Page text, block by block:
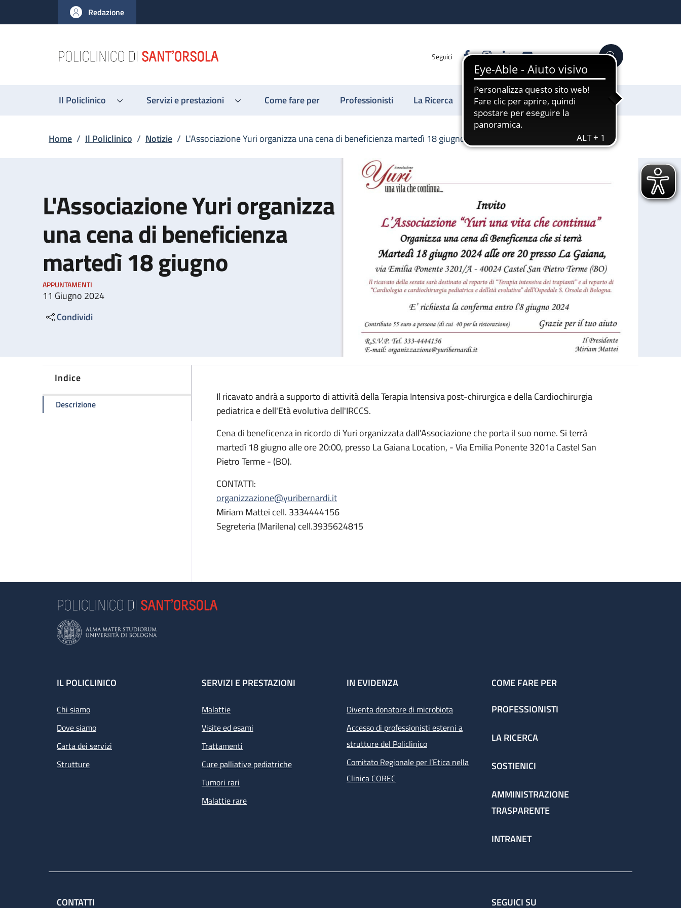
al contenuto principale
to footer content
Redazione
Seguici FacebookInstagram
LinkedinYouTube Cerca
Il Policlinico Servizi e prestazioni Come fare per Professionisti La Ricerca Sostienici
Briciole di pane
Home / Il Policlinico / Notizie / L'Associazione Yuri organizza una cena di beneficienza martedì 18 giugno
L'Associazione Yuri organizza
una cena di beneficienza
martedì 18 giugno
APPUNTAMENTI
11 Giugno 2024
Condividi
Indice
Descrizionedella pagina L'Associazione Yuri organizza una cena di beneficienza martedì 18 giugno
Il ricavato andrà a supporto di attività della Terapia Intensiva post-chirurgica e della Cardiochirurgia
pediatrica e dell'Età evolutiva dell'IRCCS.
Cena di beneficenza in ricordo di Yuri organizzata dall'Associazione che porta il suo nome. Si terrà
martedì 18 giugno alle ore 20:00, presso La Gaiana Location, - Via Emilia Ponente 3201a Castel San
Pietro Terme - (BO).
CONTATTI:
organizzazione@yuribernardi.it
Miriam Mattei cell. 3334444156
Segreteria (Marilena) cell.3935624815
Footer
IL POLICLINICO
Chi siamo
Dove siamo
Carta dei servizi
Strutture
SERVIZI E PRESTAZIONI
Malattie
Visite ed esami
Trattamenti
Cure palliative pediatriche
Tumori rari
Malattie rare
IN EVIDENZA
Diventa donatore di microbiota
Accesso di professionisti esterni a
strutture del Policlinico
Comitato Regionale per l’Etica nella
Clinica COREC
COME FARE PER
PROFESSIONISTI
LA RICERCA
SOSTIENICI
AMMINISTRAZIONE
TRASPARENTE
INTRANET
CONTATTI SEGUICI SU